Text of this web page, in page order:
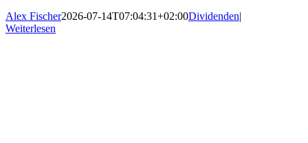
Alex Fischer2026-07-14T07:04:31+02:00Dividenden|
Weiterlesen